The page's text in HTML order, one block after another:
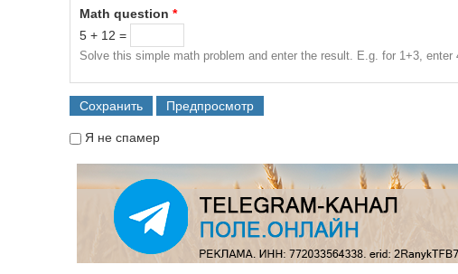
Math question *
5 + 12 =
Solve this simple math problem and enter the result. E.g. for 1+3, enter
Я не спамер